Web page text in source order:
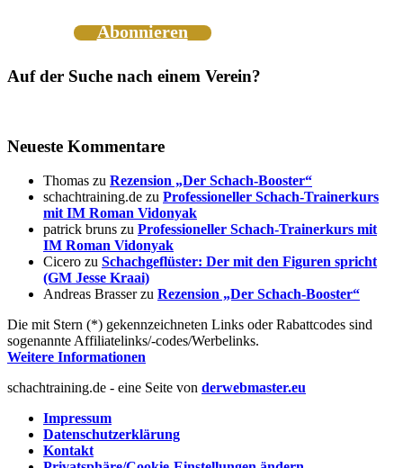
Abonnieren
Auf der Suche nach einem Verein?
Neueste Kommentare
Thomas zu Rezension „Der Schach-Booster“
schachtraining.de zu Professioneller Schach-Trainerkurs
mit IM Roman Vidonyak
patrick bruns zu Professioneller Schach-Trainerkurs mit
IM Roman Vidonyak
Cicero zu Schachgeflüster: Der mit den Figuren spricht
(GM Jesse Kraai)
Andreas Brasserzu Rezension „Der Schach-Booster“
Die mit Stern (*) gekennzeichneten Links oder Rabattcodes sind
sogenannte Affiliatelinks/-codes/Werbelinks.
Weitere Informationen
schachtraining.de - eine Seite von derwebmaster.eu
Impressum
Datenschutzerklärung
Kontakt